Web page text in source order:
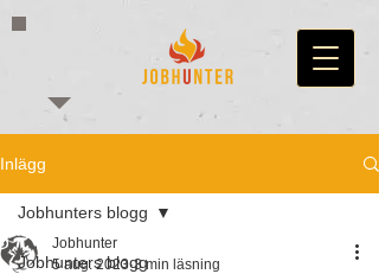
Inlägg
Jobhunters blogg
Jobhunters blogg
Jobhunter
5 aug. 2023 3 min läsning